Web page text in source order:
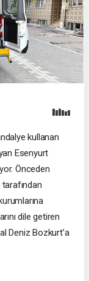
kullanan
Esenyurt
Önceden
dile getiren
Deniz Bozkurt’a